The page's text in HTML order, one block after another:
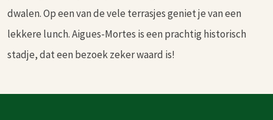
dwalen. Op een van de vele terrasjes geniet je van een
lekkere lunch. Aigues-Mortes is een prachtig historisch
stadje, dat een bezoek zeker waard is!